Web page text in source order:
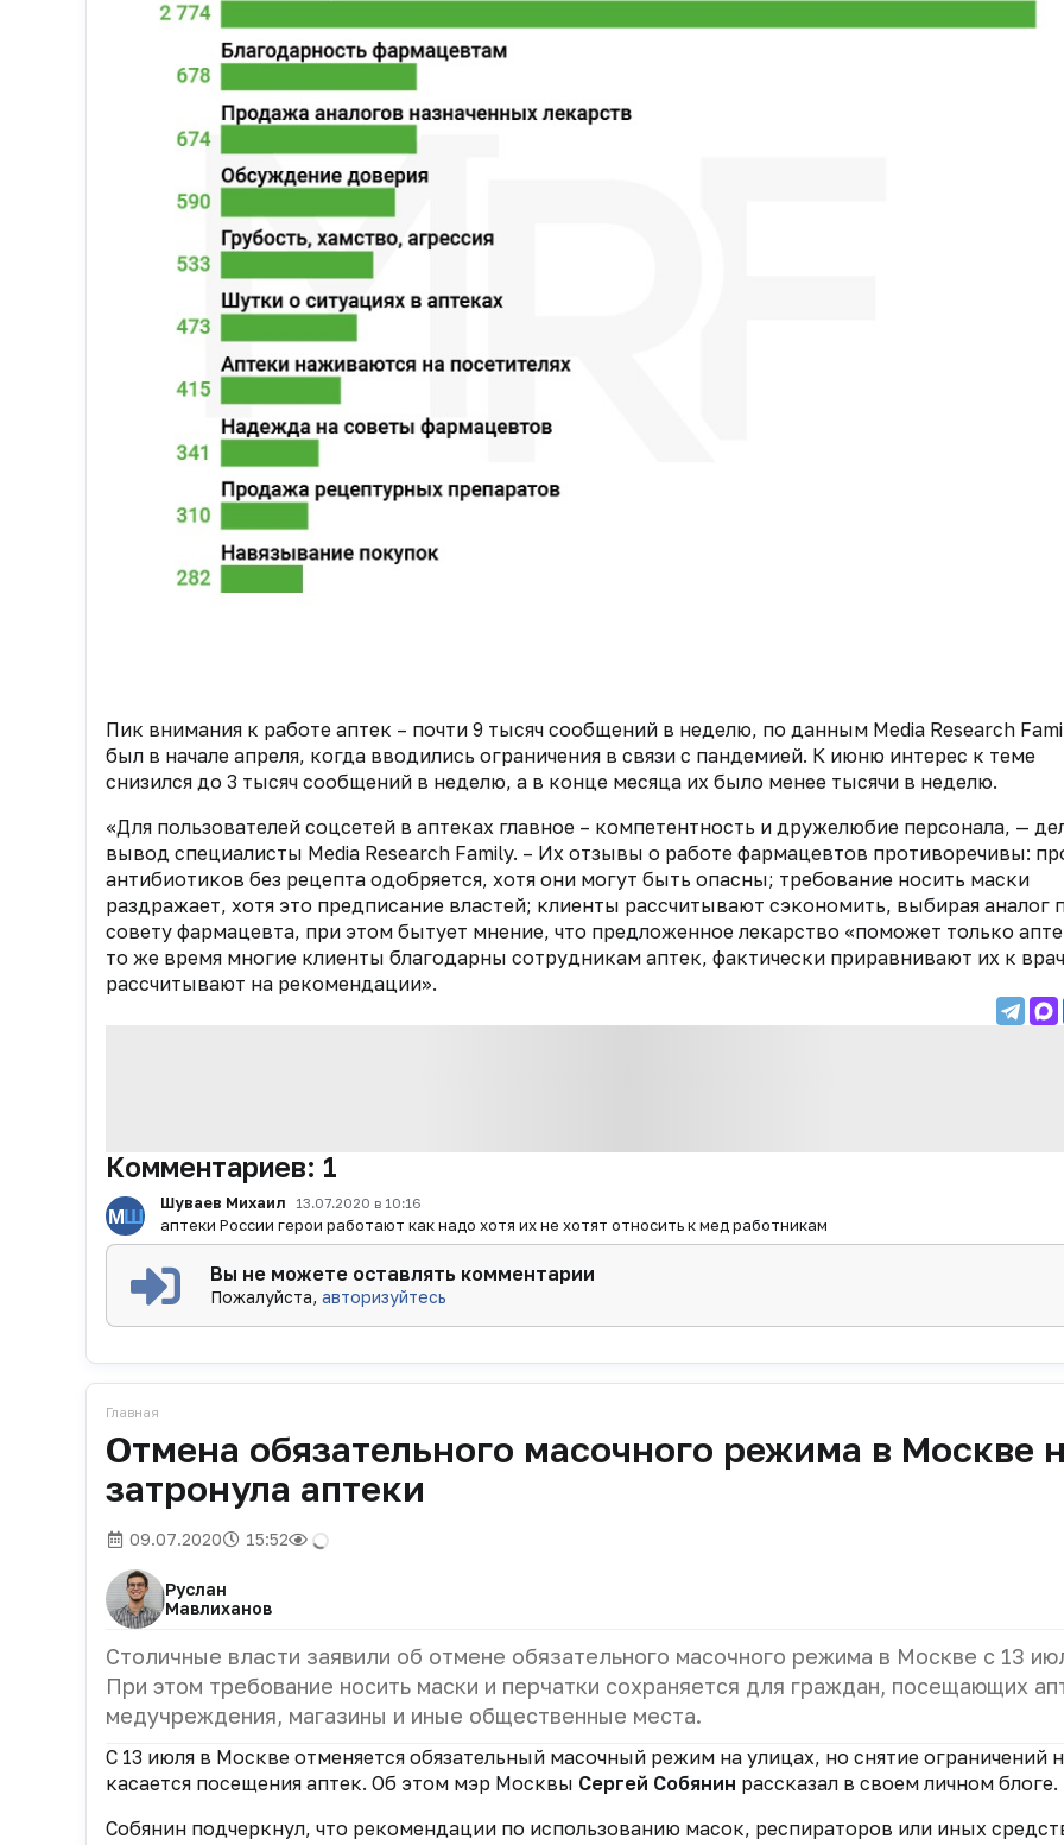
Пик внимания к работе аптек ­– почти 9 тысяч сообщений в неделю, по данным Media Research
был в начале апреля, когда вводились ограничения в связи с пандемией. К июню интерес к теме
снизился до 3 тысяч сообщений в неделю, а в конце месяца их было менее тысячи в неделю.
«Для пользователей соцсетей в аптеках главное – компетентность и дружелюбие персонала, —
вывод специалисты Media Research Family. ­– Их отзывы о работе фармацевтов противоречивы:
антибиотиков без рецепта одобряется, хотя они могут быть опасны; требование носить маски
раздражает, хотя это предписание властей; клиенты рассчитывают сэкономить, выбирая аналог
совету фармацевта, при этом бытует мнение, что предложенное лекарство «поможет только
то же время многие клиенты благодарны сотрудникам аптек, фактически приравнивают их к
рассчитывают на рекомендации».
Комментариев: 1
Шуваев Михаил 13.07.2020 в 10:16
аптеки России герои работают как надо хотя их не хотят относить к мед работникам
Вы не можете оставлять комментарии
Пожалуйста,авторизуйтесь
Главная
Отмена обязательного масочного режима в Москве
затронула аптеки
09.07.2020 15:52
Руслан
Мавлиханов
Столичные власти заявили об отмене обязательного масочного режима в Москве с 13
При этом требование носить маски и перчатки сохраняется для граждан, посещающих
медучреждения, магазины и иные общественные места.
С 13 июля в Москве отменяется обязательный масочный режим на улицах, но снятие ограничений
касается посещения аптек. Об этом мэр Москвы Сергей Собянин рассказал в своем личном блоге.
Собянин подчеркнул, что рекомендации по использованию масок, респираторов или иных